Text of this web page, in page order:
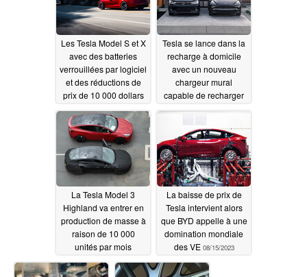
08/18/2023
Les Tesla Model S et X
avec des batteries
verrouillées par logiciel
et des réductions de
prix de 10 000 dollars
que variantes de la
gamme standard
08/16/2023
Tesla se lance dans la
recharge à domicile
avec un nouveau
chargeur mural
capable de recharger
La Tesla Model 3
Highland va entrer en
production de masse à
raison de 10 000
unités par mois
08/15/2023
La baisse de prix de
Tesla intervient alors
que BYD appelle à une
domination mondiale
des VE 08/15/2023